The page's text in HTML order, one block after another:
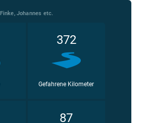
Finke, Johannes etc.
372
Gefahrene Kilometer
87